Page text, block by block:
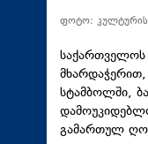
რეგიონი
კულტურა
სპორტი
ტექნოლოგიები
ტაბლოიდი
ფოტო: კულტურის
საქართველოს
სტამბოლში,
გამართულ